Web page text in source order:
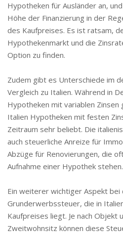
Hypotheken für Ausländer an,
Höhe der Finanzierung in der
des Kaufpreises. Es ist ratsam,
Hypothekenmarkt und die
Option zu finden.
Zudem gibt es Unterschiede im
Vergleich zu Italien. Während in
Hypotheken mit variablen
Italien Hypotheken mit festen
Zeitraum sehr beliebt. Die
auch steuerliche Anreize für
Abzüge für Renovierungen, die
Aufnahme einer Hypothek stehen.
Ein weiterer wichtiger Aspekt bei
Grunderwerbssteuer, die in
Kaufpreises liegt. Je nach Objekt
Zweitwohnsitz können diese